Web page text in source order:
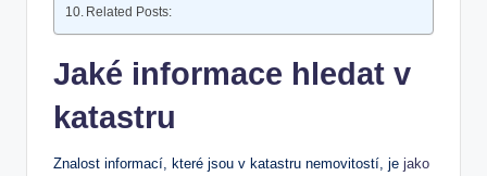
Related Posts:
Jaké informace hledat ​v
katastru
Znalost informací, které ⁢jsou v katastru nemovitostí, je jako